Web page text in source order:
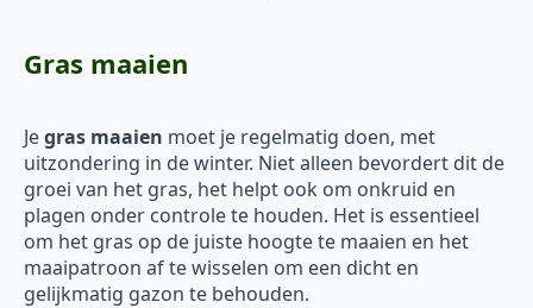
Gras maaien
Jegras maaien moet je regelmatig doen, met
uitzondering in de winter. Niet alleen bevordert dit de
groei van het gras, het helpt ook om onkruid en
plagen onder controle te houden. Het is essentieel
om het gras op de juiste hoogte te maaien en het
maaipatroon af te wisselen om een dicht en
gelijkmatig gazon te behouden.